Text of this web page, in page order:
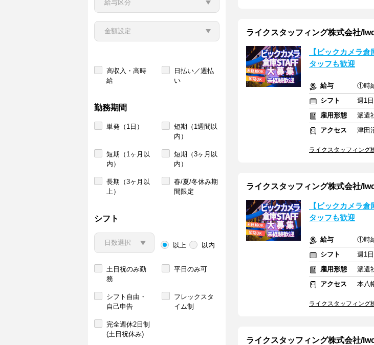
高収入・高時
給
日払い／週払
い
勤務期間
単発（1日）
短期（1週間以
内）
短期（1ヶ月以
内）
短期（3ヶ月以
内）
長期（3ヶ月以
上）
春/夏/冬休み期
間限定
シフト
以上 以内
土日祝のみ勤
務
平日のみ可
シフト自由・
自己申告
フレックスタ
イム制
完全週休2日制
(土日祝休み)
ライクスタッフィング株式会社/
【ビックカメラ
タッフも歓迎
給与
①時
シフト
週1
雇用形態
派遣
アクセス
津田
ライクスタッフィング
ライクスタッフィング株式会社/
【ビックカメラ
タッフも歓迎
給与
①時
シフト
週1
雇用形態
派遣
アクセス
本八
ライクスタッフィング
ライクスタッフィング株式会社/